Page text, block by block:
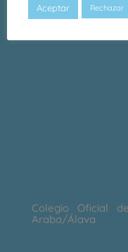
Colegio Oficial
Araba/Álava
Aceptar Rechazar